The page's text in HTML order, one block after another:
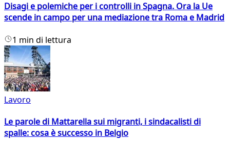
Disagi e polemiche per i controlli in Spagna. Ora la Ue
scende in campo per una mediazione tra Roma e Madrid
1 min di lettura
Lavoro
Le parole di Mattarella sui migranti, i sindacalisti di
spalle: cosa è successo in Belgio